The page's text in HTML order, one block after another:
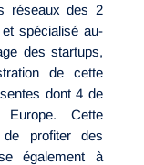
réseaux des 2
spécialisé au-
des startups,
de cette
dont 4 de
Cette
de profiter des
également à